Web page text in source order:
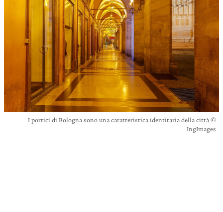
I portici di Bologna sono una caratteristica identitaria della città ©
IngImages